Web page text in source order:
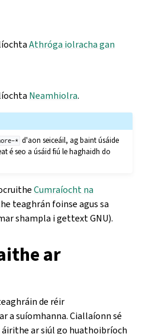
Athróga iolracha gan
Neamhiolra.
* d'aon seiceáil, ag baint úsáide
é seo a úsáid fiú le haghaidh do
Cumraíocht na
teaghrán foinse agus sa
shampla i gettext GNU).
ar
de réir
a suíomhanna. Ciallaíonn sé
áirithe ar siúl go huathoibríoch